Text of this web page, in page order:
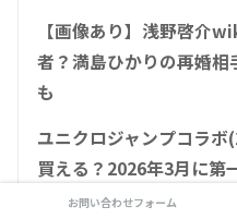
【画像あり】浅野啓介
者？満島ひかりの再婚
も
ユニクロジャンプコラ
買える？2026年3月に第
ーや呪術廻戦、こち亀
お問い合わせフォーム